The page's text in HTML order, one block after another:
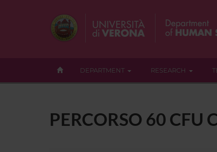
DEPARTMENT RESEARCH
PERCORSO 60 CFU